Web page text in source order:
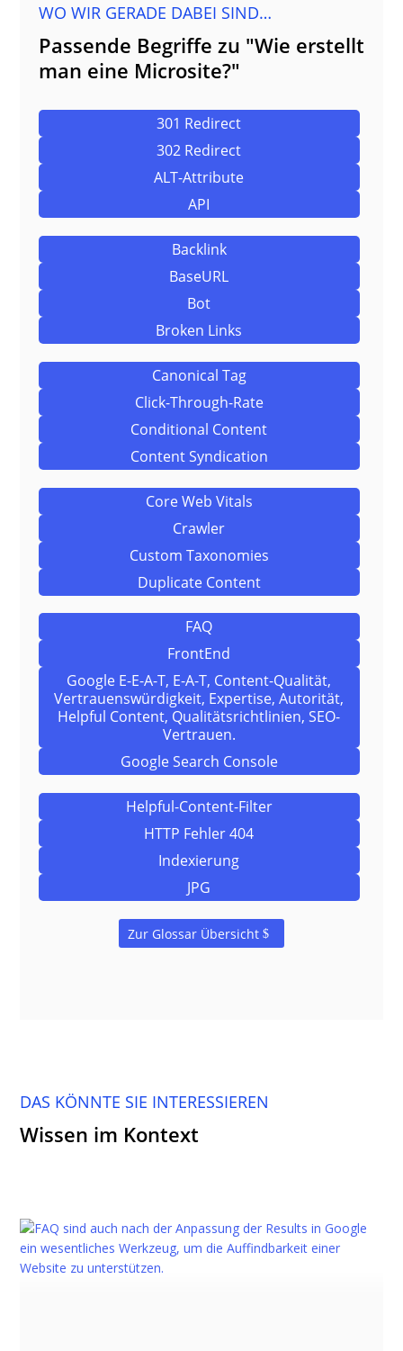
WO WIR GERADE DABEI SIND…
Passende Begriffe zu "Wie erstellt
man eine Microsite?"
301 Redirect
302 Redirect
ALT-Attribute
API
Backlink
BaseURL
Bot
Broken Links
Canonical Tag
Click-Through-Rate
Conditional Content
Content Syndication
Core Web Vitals
Crawler
Custom Taxonomies
Duplicate Content
FAQ
FrontEnd
Google E-E-A-T, E-A-T, Content-Qualität,
Vertrauenswürdigkeit, Expertise, Autorität,
Helpful Content, Qualitätsrichtlinien, SEO-
Vertrauen.
Google Search Console
Helpful-Content-Filter
HTTP Fehler 404
Indexierung
JPG
Zur Glossar Übersicht
DAS KÖNNTE SIE INTERESSIEREN
Wissen im Kontext